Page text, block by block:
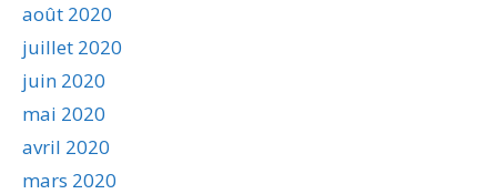
août 2020
juillet 2020
juin 2020
mai 2020
avril 2020
mars 2020